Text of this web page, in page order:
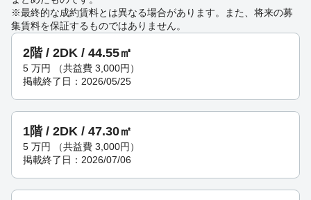
※最終的な成約賃料とは異なる場合があります。また、将来の募
集賃料を保証するものではありません。
2階 / 2DK / 44.55㎡
5 万円 （共益費 3,000円）
掲載終了日：2026/05/25
1階 / 2DK / 47.30㎡
5 万円 （共益費 3,000円）
掲載終了日：2026/07/06